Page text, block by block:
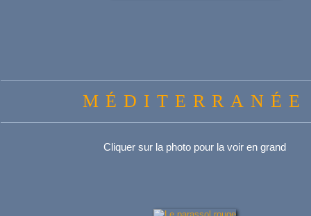
MÉDITERRANÉE
Cliquer sur la photo pour la voir en grand